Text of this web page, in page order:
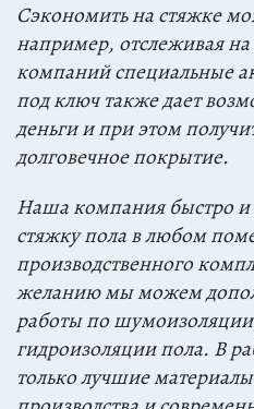
Сэкономить на стяжке
например, отслеживая на
компаний специальные
под ключ также дает
деньги и при этом
долговечное покрытие.
Наша компания быстро и
стяжку пола в любом
производственного
желанию мы можем
работы по
гидроизоляции пола. В
только лучшие